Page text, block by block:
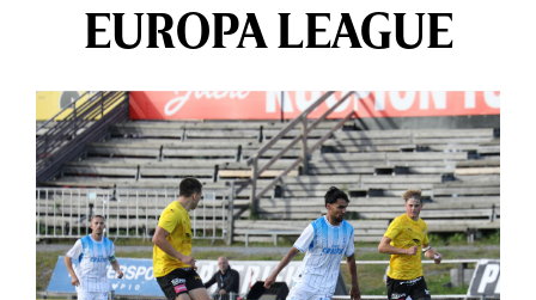
EUROPA LEAGUE